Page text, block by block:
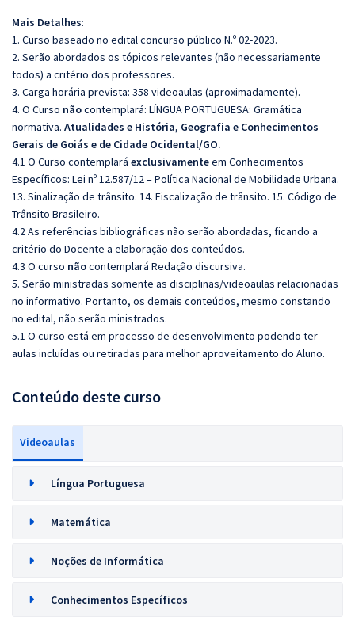
Mais Detalhes:
1. Curso baseado no edital concurso público N.º 02-2023.
2. Serão abordados os tópicos relevantes (não necessariamente
todos) a critério dos professores.
3. Carga horária prevista: 358 videoaulas (aproximadamente).
4. O Curso nãocontemplará: LÍNGUA PORTUGUESA: Gramática
normativa. Atualidades e História, Geografia e Conhecimentos
Gerais de Goiás e de Cidade Ocidental/GO.
4.1 O Curso contemplará exclusivamenteem Conhecimentos
Específicos: Lei nº 12.587/12 – Política Nacional de Mobilidade Urbana.
13. Sinalização de trânsito. 14. Fiscalização de trânsito. 15. Código de
Trânsito Brasileiro.
4.2 As referências bibliográficas não serão abordadas, ficando a
critério do Docente a elaboração dos conteúdos.
4.3 O curso nãocontemplará Redação discursiva.
5. Serão ministradas somente as disciplinas/videoaulas relacionadas
no informativo. Portanto, os demais conteúdos, mesmo constando
no edital, não serão ministrados.
5.1 O curso está em processo de desenvolvimento podendo ter
aulas incluídas ou retiradas para melhor aproveitamento do Aluno.
Conteúdo deste curso
Videoaulas
Língua Portuguesa
Matemática
Noções de Informática
Conhecimentos Específicos